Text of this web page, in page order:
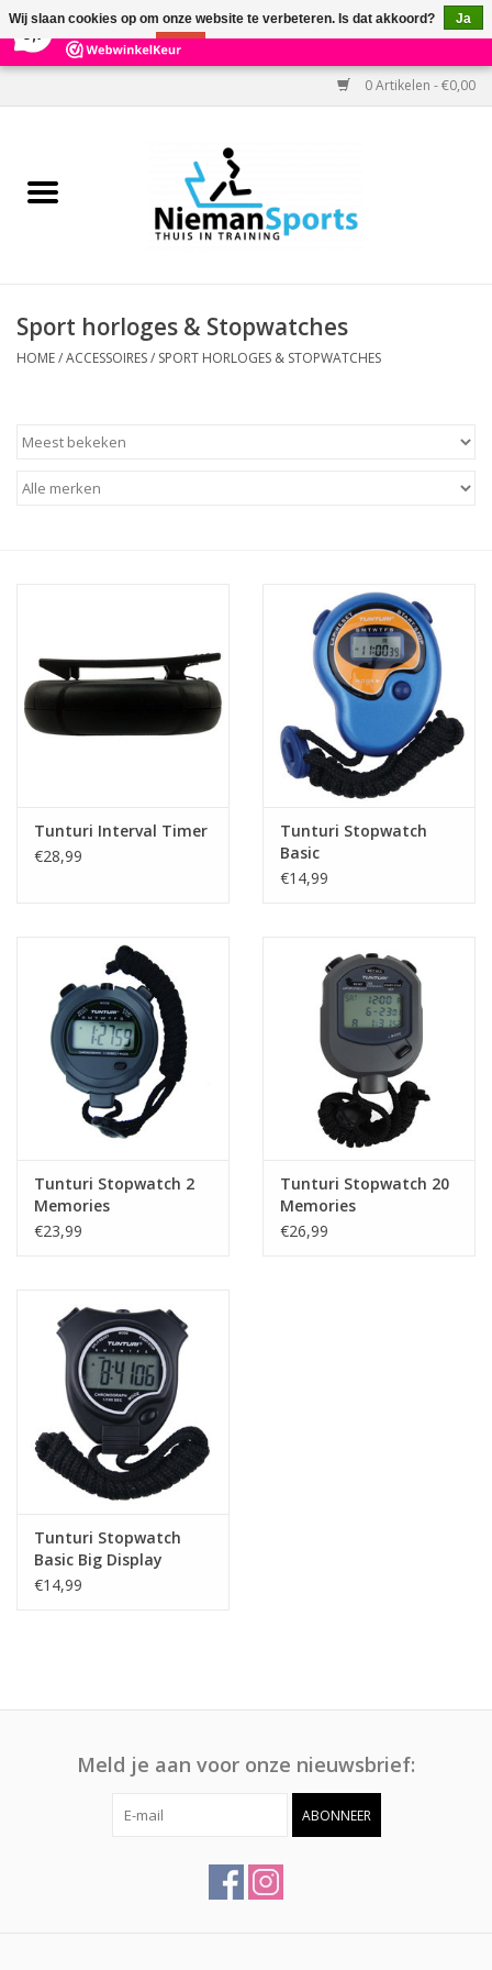
303 Reviews ×
0 Artikelen - €0,00
Home
Kracht
Contact
Sport horloges & Stopwatches
HOME/ACCESSOIRES/ SPORT HORLOGES & STOPWATCHES
Tunturi Interval Timer
€28,99
Tunturi Stopwatch
Basic
€14,99
Tunturi Stopwatch 2
Memories
€23,99
Tunturi Stopwatch 20
Memories
€26,99
Tunturi Stopwatch
Basic Big Display
€14,99
Meld je aan voor onze nieuwsbrief:
ABONNEER
Wij slaan cookies op om onze website te verbeteren. Is dat akkoord?
Ja
Nee